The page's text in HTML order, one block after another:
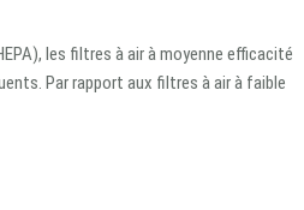
les filtres à air à moyenne efficacité
Par rapport aux filtres à air à faible